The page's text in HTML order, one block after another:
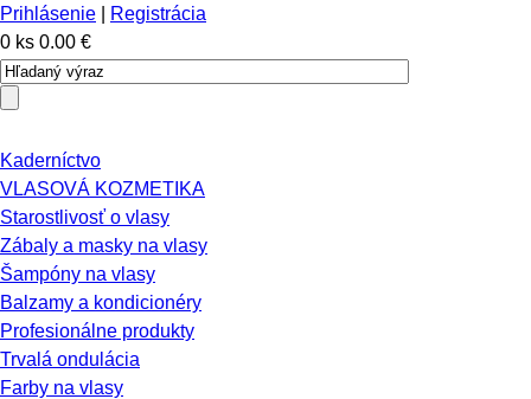
Prihlásenie
Registrácia
0 ks 0.00 €
Kaderníctvo
VLASOVÁ KOZMETIKA
Starostlivosť o vlasy
Zábaly a masky na vlasy
Šampóny na vlasy
Balzamy a kondicionéry
Profesionálne produkty
Trvalá ondulácia
Farby na vlasy